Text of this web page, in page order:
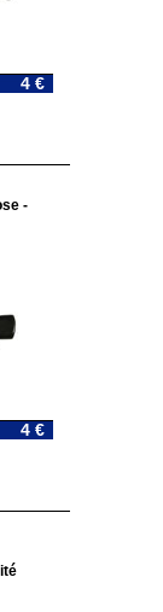
4 €
-
4 €